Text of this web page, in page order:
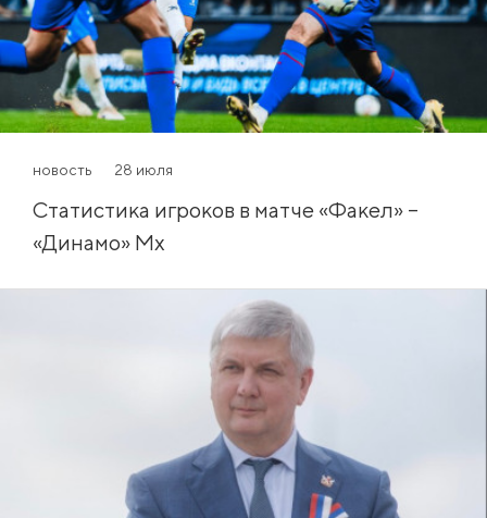
новость 28 июля
Статистика игроков в матче «Факел» –
«Динамо» Мх